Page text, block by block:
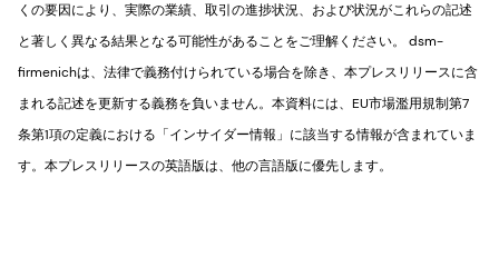
くの要因により、実際の業績、取引の進捗状況、および状況がこれらの記述
と著しく異なる結果となる可能性があることをご理解ください。 dsm-
firmenichは、法律で義務付けられている場合を除き、本プレスリリースに含
まれる記述を更新する義務を負いません。本資料には、EU市場濫用規制第7
条第1項の定義における「インサイダー情報」に該当する情報が含まれていま
す。本プレスリリースの英語版は、他の言語版に優先します。